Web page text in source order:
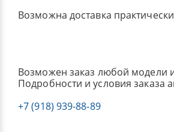
Возможна доставка
Возможен заказ любой модели
Подробности и условия заказа
+7 (918) 939-88-89